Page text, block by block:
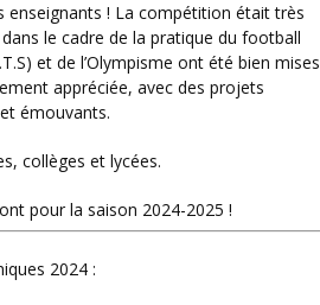
le cadre de la pratique du football
et de l’Olympisme ont été bien mises
appréciée, avec des projets
émouvants.
collèges et lycées.
pour la saison 2024-2025 !
2024 :